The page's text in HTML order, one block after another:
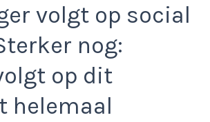
volgt op social
nog:
op dit
helemaal